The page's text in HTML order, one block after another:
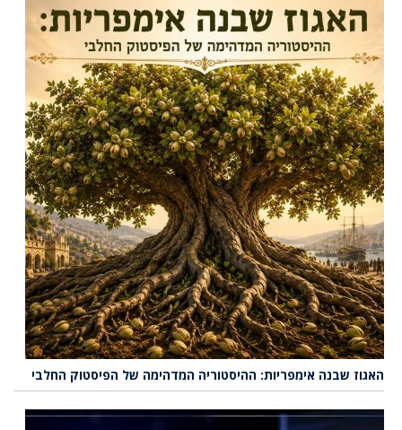
האגוז שבנה אימפריות: ההיסטוריה המדהימה של הפיסטוק החלבי